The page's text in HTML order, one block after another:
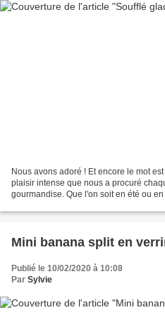
Nous avons adoré ! Et encore le mot
plaisir intense que nous a procuré
gourmandise. Que l'on soit en été ou
Mini banana split en
Publié le 10/02/2020 à 10:08
Par Sylvie